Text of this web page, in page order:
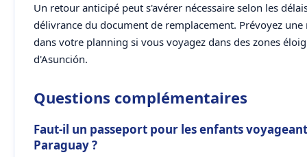
Un retour anticipé peut s'avérer nécessaire selon les
délivrance du document de remplacement. Prévoyez une
dans votre planning si vous voyagez dans des zones
d'Asunción.
Questions complémentaires
Faut-il un passeport pour les enfants
Paraguay ?